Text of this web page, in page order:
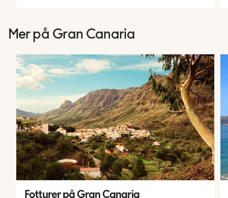
Mer på Gran Canaria
Fotturer på Gran Canaria